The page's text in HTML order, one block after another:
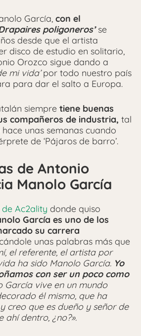
García, con el
poligoneros’ se
desde que el artista
disco de estudio en solitario,
Orozco sigue dando a
mi vida’por todo nuestro país
para dar el salto a Europa.
siempre tiene buenas
compañeros de industria, tal
unas semanas cuando
de ‘Pájaros de barro’.
de Antonio
Manolo García
Ac2ality donde quiso
García es uno de los
su carrera
unas palabras más que
el referente, el artista por
ha sido Manolo García. Yo
con ser un poco como
García vive en un mundo
él mismo, que ha
creo que es dueño y señor de
ahí dentro, ¿no?».